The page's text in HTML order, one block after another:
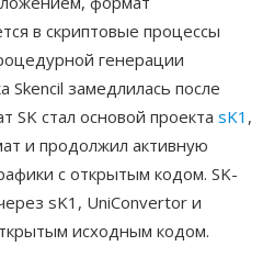
в скриптовые процессы
генерации
Skencil замедлилась после
стал основой проекта sK1 ,
и продолжил активную
с открытым кодом. SK-
sK1, UniConvertor и
исходным кодом.